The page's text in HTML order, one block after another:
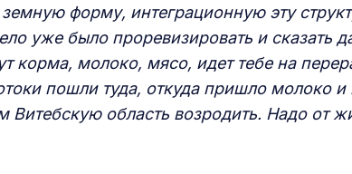
форму, интеграционную эту
уже было проревизировать и сказать
корма, молоко, мясо, идет тебе на
пошли туда, откуда пришло молоко
Витебскую область возродить. Надо от